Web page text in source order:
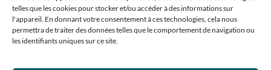
telles que les cookies pour stocker et/ou accéder à des informations sur
l'appareil. En donnant votre consentement à ces technologies, cela nous
permettra de traiter des données telles que le comportement de navigation ou
les identifiants uniques sur ce site.
offres d’emplois